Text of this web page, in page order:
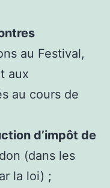
au Festival,
aux
au cours de
d’impôt de
(dans les
la loi) ;